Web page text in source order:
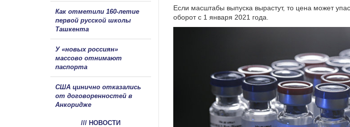
Если масштабы выпуска вырастут, то цена может
оборот с 1 января 2021 года.
Как отметили 160-летие
первой русской школы
Ташкента
У «новых россиян»
массово отнимают
паспорта
США цинично отказались
от договоренностей в
Анкоридже
/// НОВОСТИ